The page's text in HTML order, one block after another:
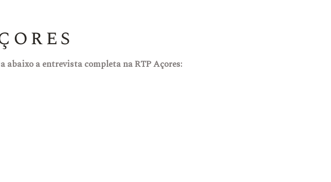
a entrevista completa na RTP Açores: